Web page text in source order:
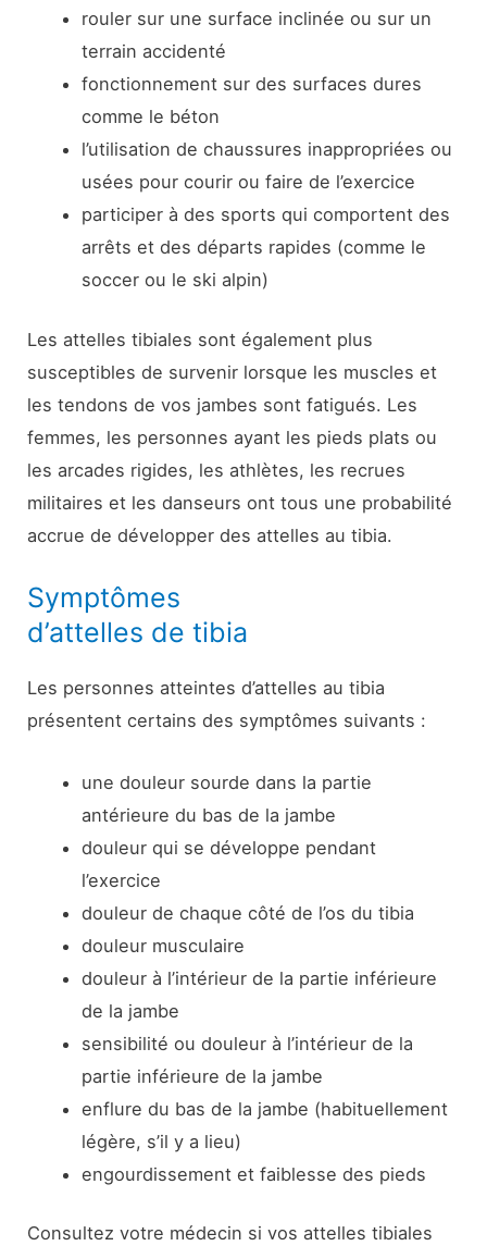
rouler sur une surface inclinée ou sur un
terrain accidenté
fonctionnement sur des surfaces dures
comme le béton
l’utilisation de chaussures inappropriées ou
usées pour courir ou faire de l’exercice
participer à des sports qui comportent des
arrêts et des départs rapides (comme le
soccer ou le ski alpin)
Les attelles tibiales sont également plus
susceptibles de survenir lorsque les muscles et
les tendons de vos jambes sont fatigués. Les
femmes, les personnes ayant les pieds plats ou
les arcades rigides, les athlètes, les recrues
militaires et les danseurs ont tous une probabilité
accrue de développer des attelles au tibia.
Symptômes
d’attelles de tibia
Les personnes atteintes d’attelles au tibia
présentent certains des symptômes suivants :
une douleur sourde dans la partie
antérieure du bas de la jambe
douleur qui se développe pendant
l’exercice
douleur de chaque côté de l’os du tibia
douleur musculaire
douleur à l’intérieur de la partie inférieure
de la jambe
sensibilité ou douleur à l’intérieur de la
partie inférieure de la jambe
enflure du bas de la jambe (habituellement
légère, s’il y a lieu)
engourdissement et faiblesse des pieds
Consultez votre médecin si vos attelles tibiales